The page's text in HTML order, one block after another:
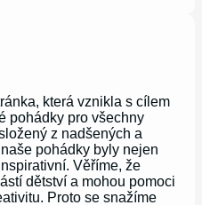
která vznikla s cílem
pohádky pro všechny
z nadšených a
pohádky byly nejen
Věříme, že
dětství a mohou pomoci
Proto se snažíme